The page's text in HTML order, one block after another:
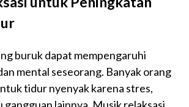
buruk dapat mempengaruhi
mental seseorang. Banyak orang
tidur nyenyak karena stres,